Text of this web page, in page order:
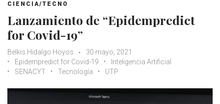
CIENCIA/TECNO
Lanzamiento de “Epidempredict
for Covid-19”
Belkis Hidalgo Hoyos
30 mayo, 2021
Epidempredict for Covid-19
Inteligencia Artificial
SENACYT
Tecnología UTP